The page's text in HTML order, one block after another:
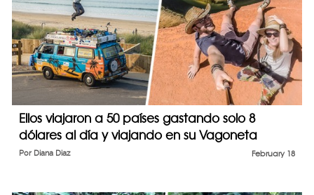
Ellos viajaron a 50 países gastando solo 8
dólares al día y viajando en su Vagoneta
February 18
Por Diana Diaz